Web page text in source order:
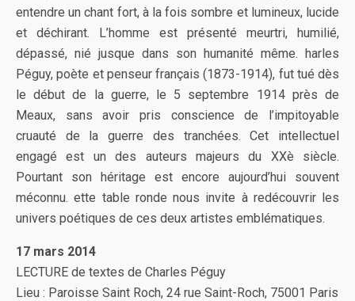
entendre un chant fort, à la fois sombre et lumineux, lucide
et déchirant. L’homme est présenté meurtri, humilié,
dépassé, nié jusque dans son humanité même. harles
Péguy, poète et penseur français (1873-1914), fut tué dès
le début de la guerre, le 5 septembre 1914 près de
Meaux, sans avoir pris conscience de l’impitoyable
cruauté de la guerre des tranchées. Cet intellectuel
engagé est un des auteurs majeurs du XXè siècle.
Pourtant son héritage est encore aujourd’hui souvent
méconnu. ette table ronde nous invite à redécouvrir les
univers poétiques de ces deux artistes emblématiques.
17 mars 2014
LECTURE de textes de Charles Péguy
Lieu : Paroisse Saint Roch, 24 rue Saint-Roch, 75001 Paris